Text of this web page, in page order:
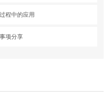
程中的应用
项分享